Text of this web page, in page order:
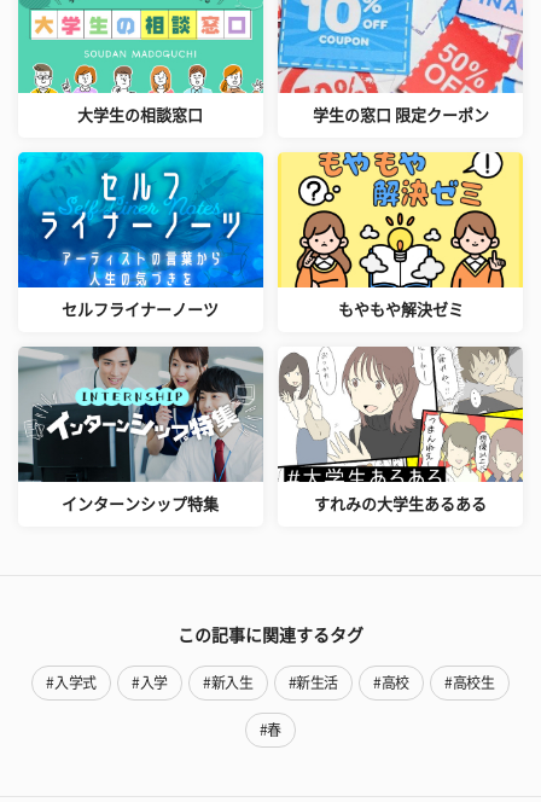
大学生の相談窓口 学生の窓口 限定クーポン
セルフライナーノーツ もやもや解決ゼミ
インターンシップ特集 すれみの大学生あるある
この記事に関連するタグ
#入学式 #入学 #新入生 #新生活 #高校 #高校生
#春